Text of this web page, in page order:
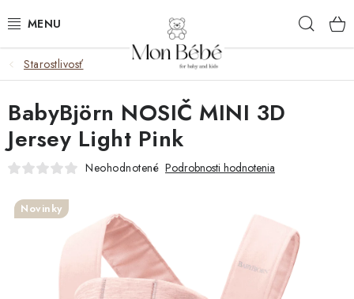
na
ZĽAVY
OBLEČENIE
VÝBAVA
Starostlivosť
BabyBjörn NOSIČ MINI 3D
Jersey Light Pink
Neohodnotené Podrobnosti hodnotenia
Novinky